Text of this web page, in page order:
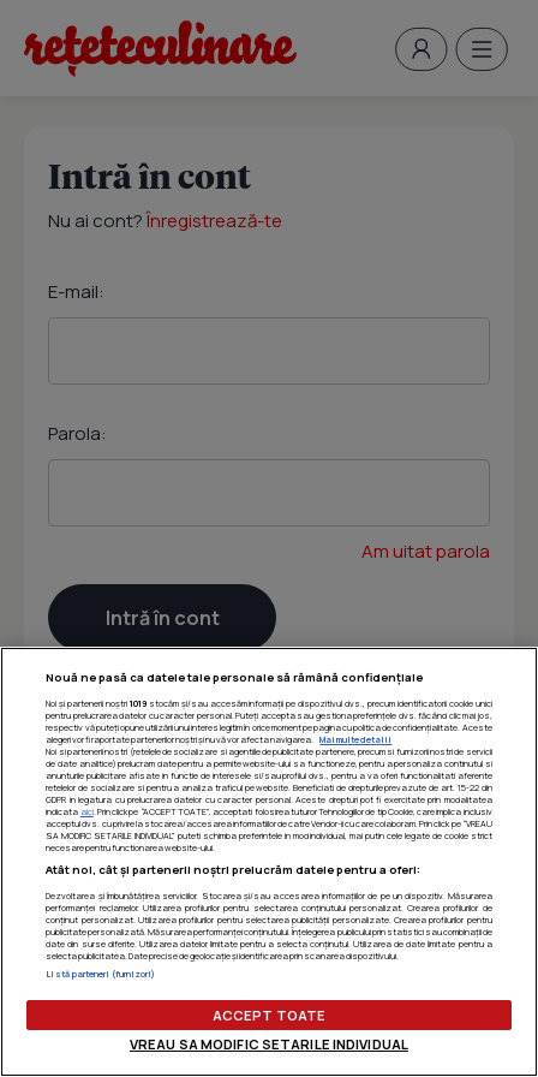
Intră în cont
Nu ai cont?Înregistrează-te
E-mail:
Parola:
Am uitat parola
Nouă ne pasă ca datele tale personale să rămână confidențiale
Noi și partenerii noștri 1019stocăm și/sau accesăm informații pe dispozitivul dvs., precum identificatorii cookie unici
pentru prelucrarea datelor cu caracter personal. Puteți accepta sau gestiona preferințele dvs. făcând clic mai jos,
respectiv vă puteți opune utilizării unui interes legitim în orice moment pe pagina cu politica de confidențialitate. Aceste
alegeri vor fi raportate partenerilor noștri și nu vă vor afecta navigarea.
Mai multe detalii
Noi si partenerii nostri (retelele de socializare si agentiile de publicitate partenere, precum si furnizorii nostri de servicii
de date analitice) prelucram date pentru a permite website-ului sa functioneze, pentru a personaliza continutul si
anunturile publicitare afisate in functie de interesele si/sau profilul dvs., pentru a va oferi functionalitati aferente
retelelor de socializare si pentru a analiza traficul pe website. Beneficiati de drepturile prevazute de art. 15-22 din
GDPR in legatura cu prelucrarea datelor cu caracter personal. Aceste drepturi pot fi exercitate prin modalitatea
indicata aici. Prin click pe “ACCEPT TOATE”, acceptati folosirea tuturor Tehnologiilor de tip Cookie, care implica inclusiv
acceptul dvs. cu privire la stocarea/accesarea informatiilor de catre Vendor-ii cu care colaboram. Prin click pe “VREAU
SA MODIFIC SETARILE INDIVIDUAL” puteti schimba preferintele in mod individual, mai putin cele legate de cookie strict
necesare pentru functionarea website-ului.
Atât noi, cât și partenerii noștri prelucrăm datele pentru a oferi:
Dezvoltarea și îmbunătățirea serviciilor. Stocarea și/sau accesarea informațiilor de pe un dispozitiv. Măsurarea
performanței reclamelor. Utilizarea profilurilor pentru selectarea conținutului personalizat. Crearea profilurilor de
conținut personalizat. Utilizarea profilurilor pentru selectarea publicității personalizate. Crearea profilurilor pentru
publicitate personalizată. Măsurarea performanței conținutului. Înțelegerea publicului prin statistici sau combinații de
date din surse diferite. Utilizarea datelor limitate pentru a selecta conținutul. Utilizarea de date limitate pentru a
selecta publicitatea. Date precise de geolocație și identificarea prin scanarea dispozitivului.
Listă parteneri (furnizori)
ACCEPT TOATE
VREAU SA MODIFIC SETARILE INDIVIDUAL